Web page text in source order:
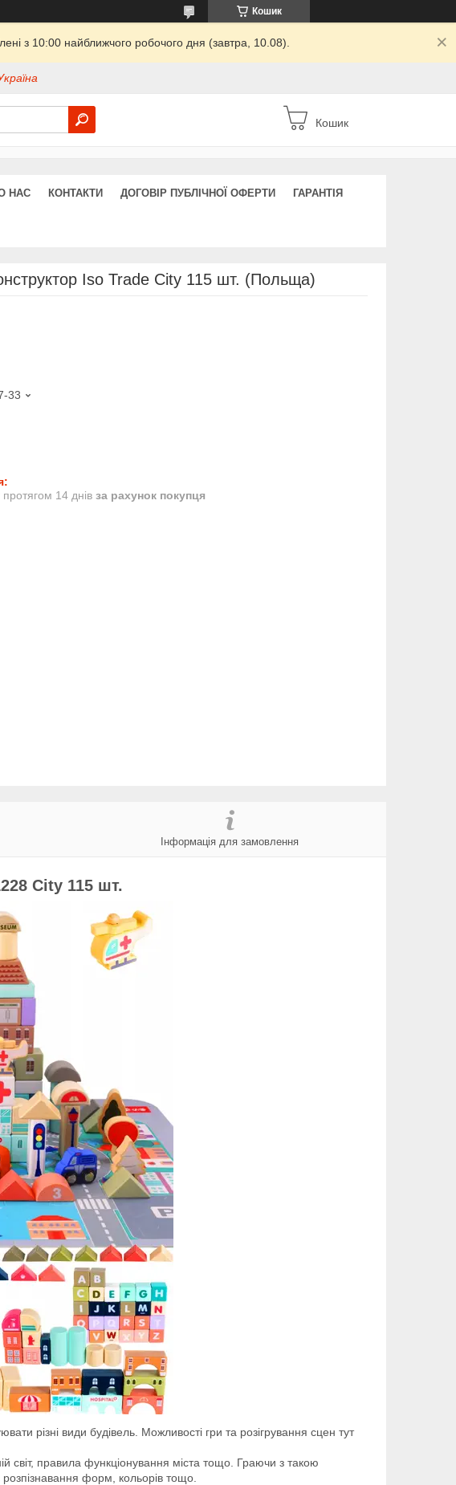
Кошик
з 10:00 найближчого робочого дня (завтра, 10.08).
Кошик
НАС КОНТАКТИ ДОГОВІР ПУБЛІЧНОЇ ОФЕРТИ ГАРАНТІЯ
Iso Trade City 115 шт. (Польща)
33
14 днів за рахунок покупця
Інформація для замовлення
City 115 шт.
різні види будівель. Можливості гри та розігрування сцен тут
світ, правила функціонування міста тощо. Граючи з такою
форм, кольорів тощо.